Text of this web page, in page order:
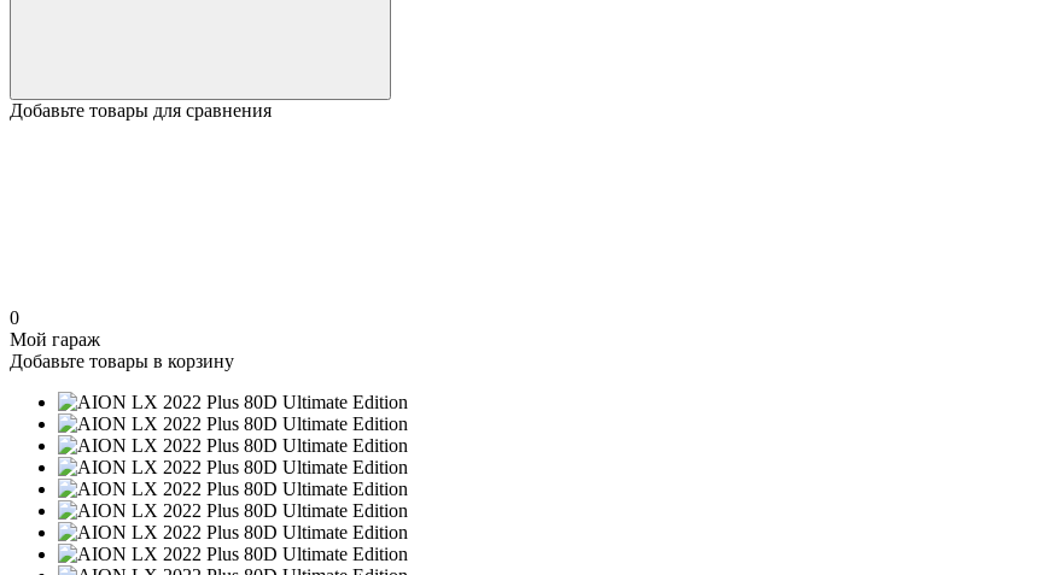
Добавьте товары для сравнения
0
Мой гараж
Добавьте товары в корзину